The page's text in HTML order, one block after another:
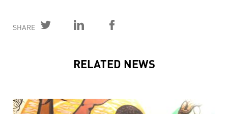
SHARE
RELATED NEWS